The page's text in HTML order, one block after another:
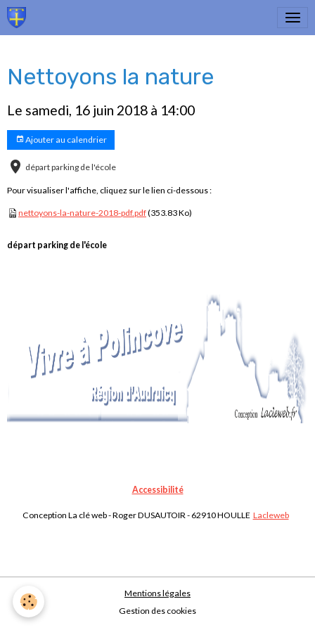
Nettoyons la nature
Le samedi, 16 juin 2018 à 14:00
Ajouter au calendrier
départ parking de l'école
Pour visualiser l'affiche, cliquez sur le lien ci-dessous :
nettoyons-la-nature-2018-pdf.pdf(353.83 Ko)
départ parking de l'école
Accessibilité
Conception La clé web - Roger DUSAUTOIR - 62910 HOULLE Lacleweb
Mentions légales
Gestion des cookies